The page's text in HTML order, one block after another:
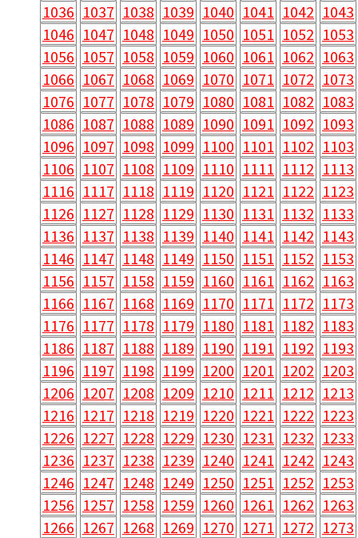
1036 1037 1038 1039 1040 1041 1042 1043
1046 1047 1048 1049 1050 1051 1052 1053
1056 1057 1058 1059 1060 1061 1062 1063
1066 1067 1068 1069 1070 1071 1072 1073
1076 1077 1078 1079 1080 1081 1082 1083
1086 1087 1088 1089 1090 1091 1092 1093
1096 1097 1098 1099 1100 1101 1102 1103
1106 1107 1108 1109 1110 1111 1112 1113
1116 1117 1118 1119 1120 1121 1122 1123
1126 1127 1128 1129 1130 1131 1132 1133
1136 1137 1138 1139 1140 1141 1142 1143
1146 1147 1148 1149 1150 1151 1152 1153
1156 1157 1158 1159 1160 1161 1162 1163
1166 1167 1168 1169 1170 1171 1172 1173
1176 1177 1178 1179 1180 1181 1182 1183
1186 1187 1188 1189 1190 1191 1192 1193
1196 1197 1198 1199 1200 1201 1202 1203
1206 1207 1208 1209 1210 1211 1212 1213
1216 1217 1218 1219 1220 1221 1222 1223
1226 1227 1228 1229 1230 1231 1232 1233
1236 1237 1238 1239 1240 1241 1242 1243
1246 1247 1248 1249 1250 1251 1252 1253
1256 1257 1258 1259 1260 1261 1262 1263
1266 1267 1268 1269 1270 1271 1272 1273